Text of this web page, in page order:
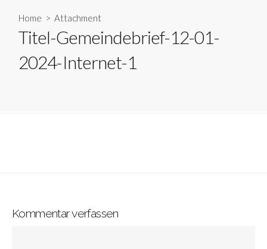
Home > Attachment
Titel-Gemeindebrief-12-01-
2024-Internet-1
Kommentar verfassen